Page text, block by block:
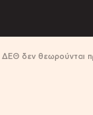
ΔΕΘ δεν θεωρούνται